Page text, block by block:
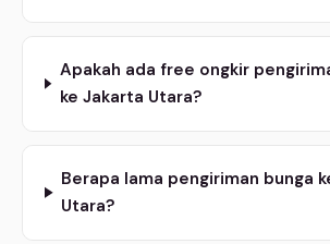
Apakah ada free ongkir
ke Jakarta Utara?
Berapa lama pengiriman bunga
Utara?